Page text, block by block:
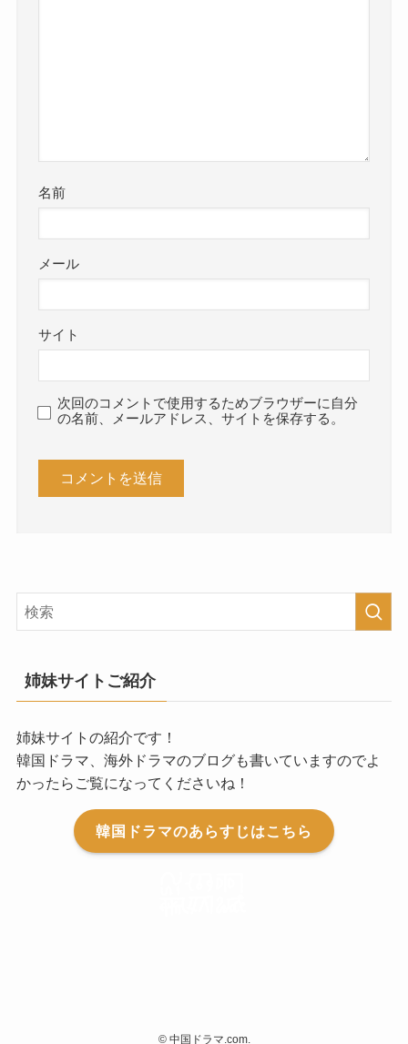
名前
メール
サイト
次回のコメントで使用するためブラウザーに自分
の名前、メールアドレス、サイトを保存する。
姉妹サイトご紹介
姉妹サイトの紹介です！
韓国ドラマ、海外ドラマのブログも書いていますのでよ
かったらご覧になってくださいね！
韓国ドラマのあらすじはこちら
©中国ドラマ.com.